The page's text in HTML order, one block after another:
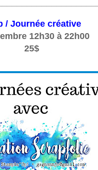
/ Journée créative
12h30 à 22h00
25$